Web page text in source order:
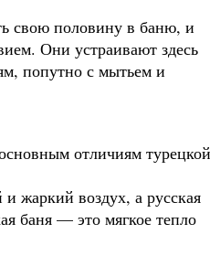
свою половину в баню, и
Они устраивают здесь
попутно с мытьем и
отличиям турецкой
жаркий воздух, а русская
баня — это мягкое тепло